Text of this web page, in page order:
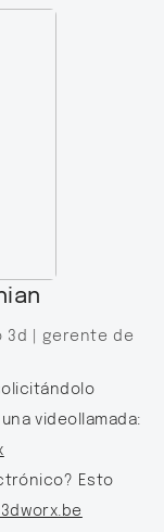
3d | gerente de
videollamada:
Esto